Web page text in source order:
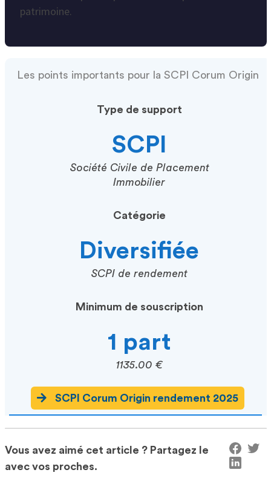
patrimoine.
Les points importants pour la SCPI Corum Origin
Type de support
SCPI
Société Civile de Placement
Immobilier
Catégorie
Diversifiée
SCPI de rendement
Minimum de souscription
1 part
1135.00 €
SCPI Corum Origin rendement 2025
Vous avez aimé cet article ? Partagez le
avec vos proches.